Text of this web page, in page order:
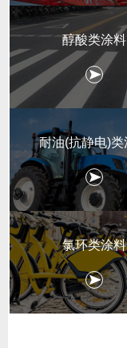
醇酸类涂料
耐油(抗静电)类
氯环类涂料